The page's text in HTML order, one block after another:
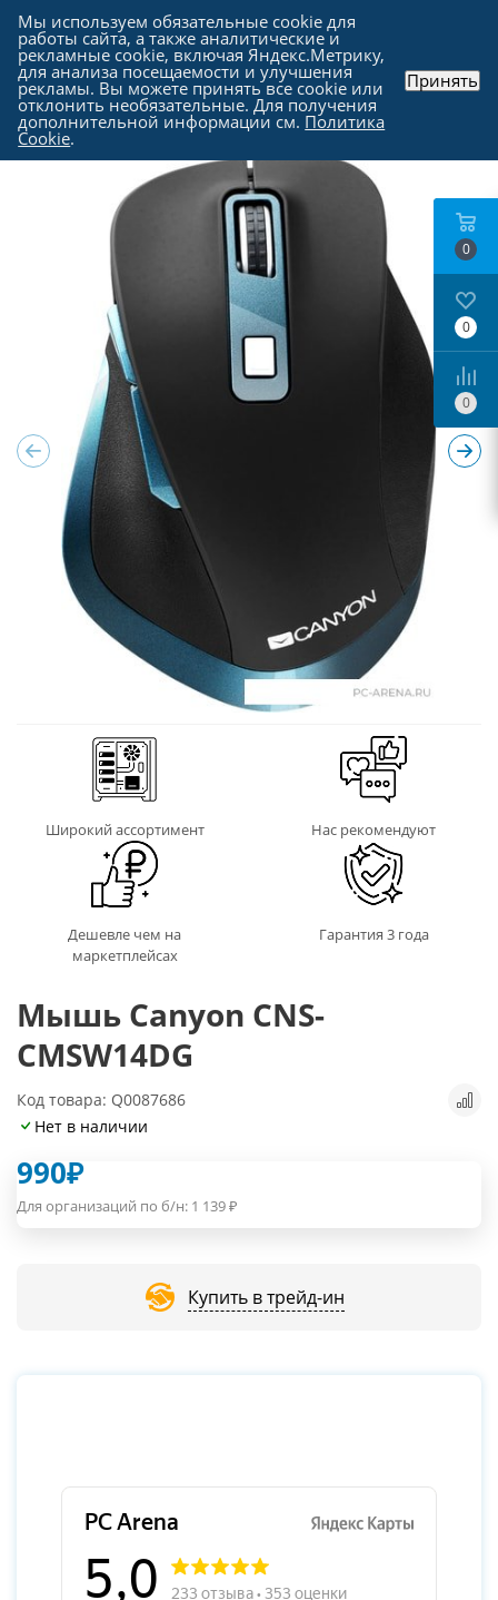
Каталог - Периферия - Компьютерные мыши
Широкий ассортимент Нас рекомендуют
Дешевле чем на
маркетплейсах
Гарантия 3 года
Мышь Canyon CNS-
CMSW14DG
Код товара: Q0087686
Нет в наличии
990₽
Для организаций по б/н: 1 139₽
Купить в трейд-ин
0
0
0
Мы используем обязательные cookie для
работы сайта, а также аналитические и
рекламные cookie, включая Яндекс.Метрику,
для анализа посещаемости и улучшения
рекламы. Вы можете принять все cookie или
отклонить необязательные. Для получения
дополнительной информации см. Политика
Cookie.
Принять